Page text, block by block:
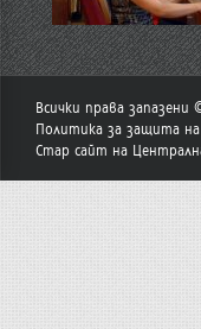
Всички права
Политика за защита
Стар сайт на